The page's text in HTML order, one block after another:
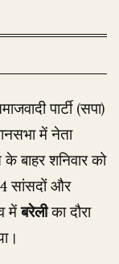
पार्टी (सपा)
में नेता
बाहर शनिवार को
सांसदों और
मेंबरेलीका दौरा